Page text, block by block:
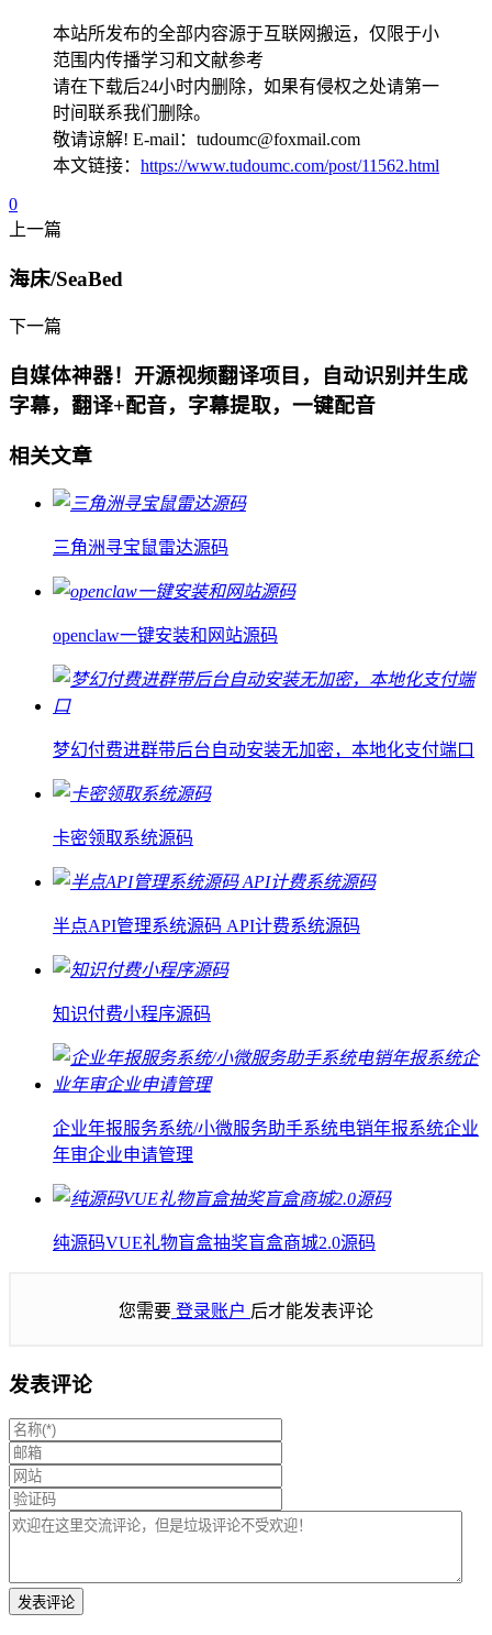
本站所发布的全部内容源于互联网搬运，仅限于小
范围内传播学习和文献参考
请在下载后24小时内删除，如果有侵权之处请第一
时间联系我们删除。
敬请谅解! E-mail：tudoumc@foxmail.com
本文链接： https://www.tudoumc.com/post/11562.html
0
上一篇
海床/SeaBed
下一篇
自媒体神器！开源视频翻译项目，自动识别并生成
字幕，翻译+配音，字幕提取，一键配音
相关文章
三角洲寻宝鼠雷达源码
openclaw一键安装和网站源码
梦幻付费进群带后台自动安装无加密，本地化支付端口
卡密领取系统源码
半点API管理系统源码 API计费系统源码
知识付费小程序源码
企业年报服务系统/小微服务助手系统电销年报系统企业
年审企业申请管理
纯源码VUE礼物盲盒抽奖盲盒商城2.0源码
您需要 登录账户 后才能发表评论
发表评论